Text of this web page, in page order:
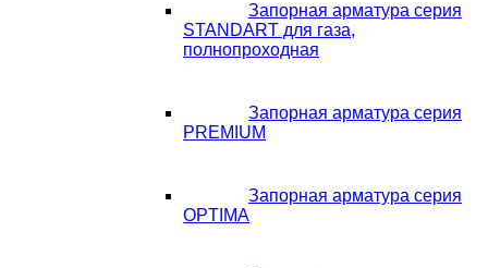
Запорная арматура серия
STANDART для газа,
полнопроходная
Запорная арматура серия
PREMIUM
Запорная арматура серия
OPTIMA